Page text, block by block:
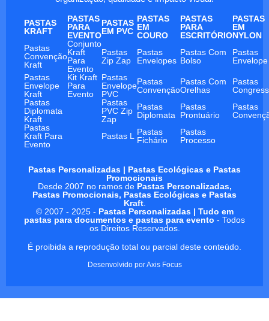
PASTAS
KRAFT
PASTAS
PARA
EVENTO
PASTAS
EM PVC
PASTAS
EM
COURO
PASTAS
PARA
ESCRITÓRIO
PASTAS
EM
NYLON
Pastas
Convenção
Kraft
Conjunto
Kraft
Para
Evento
Pastas
Zip Zap
Pastas
Envelopes
Pastas Com
Bolso
Pastas
Envelope
Pastas
Envelope
Kraft
Kit Kraft
Para
Evento
Pastas
Envelope
PVC
Pastas
Convenção
Pastas Com
Orelhas
Pastas
Pastas
Diplomata
Kraft
Pastas
PVC Zip
Zap
Pastas
Diplomata
Pastas
Prontuário
Pastas
Pastas
Kraft Para
Evento
Pastas L
Pastas
Fichário
Pastas
Processo
Pastas Personalizadas | Pastas Ecológicas e Pastas
Promocionais
Desde 2007 no ramos de Pastas Personalizadas,
Pastas Promocionais, Pastas Ecológicas e Pastas
Kraft.
© 2007 - 2025 - Pastas Personalizadas | Tudo em
pastas para documentos e pastas para evento - Todos
os Direitos Reservados.
É proibida a reprodução total ou parcial deste conteúdo.
Desenvolvido porAxis Focus